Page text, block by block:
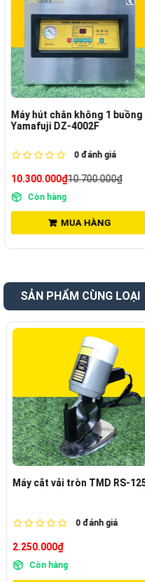
Máy hút chân không 1 buồng
Yamafuji DZ-4002F
0đánh giá
10.300.000₫10.700.000₫
Còn hàng
MUA HÀNG
SẢN PHẨM CÙNG LOẠI
Máy cắt vải tròn TMD RS-125
0đánh giá
2.250.000₫
Còn hàng